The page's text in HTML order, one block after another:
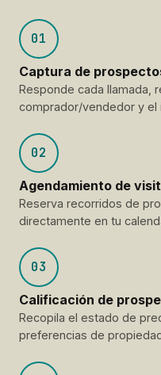
01
Captura de
Responde cada llamada,
comprador/vendedor y el
02
Agendamiento de
Reserva recorridos de
directamente en tu
03
Calificación de
Recopila el estado de
preferencias de